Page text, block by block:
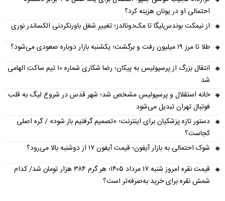
احتمالی او در یونان هزینه کرد؟
از نیمکت بوندس‌لیگا تا مک‌دونالدز؛ تغییر شغل باورنکردنی الکساندر نوری
طلا تا مرز ۱۹ میلیون رفت و برگشت؛ یکشنبه بازار دوباره صعودی می‌شود؟
انتقال بزرگ از پرسپولیس به پیکان؛ رضا شکاری شماره ۱۰ تیم ساکت الهامی
شد
خانه استقلال و پرسپولیس مشخص شد؛ شهر قدس در شروع لیگ به قلب
فوتبال تهران تبدیل می‌شود
دستور تازه پزشکیان برای اینترنت؛ «تصمیم گرفتیم باز شود» / گره اصلی
کجاست؟
شوک احتمالی به بازار آیفون؛ قیمت آیفون ۱۷ از دوشنبه بالا می‌رود؟
قیمت نقره امروز شنبه ۱۷ مرداد ۱۴۰۵؛ هر گرم ۳۸۴ هزار تومان شد/ کدام
شمش نقره برای خرید به‌صرفه‌تر است؟